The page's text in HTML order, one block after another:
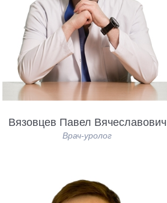
Вязовцев Павел Вячеславович
Врач-уролог